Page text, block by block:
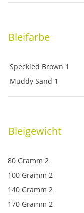
Bleifarbe
Speckled Brown 1
Muddy Sand 1
Bleigewicht
80 Gramm 2
100 Gramm 2
140 Gramm 2
170 Gramm 2